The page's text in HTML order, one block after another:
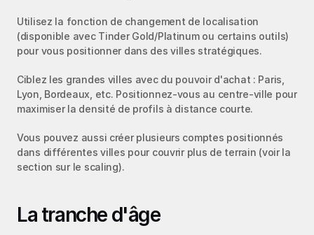
Utilisez la fonction de changement de localisation
(disponible avec Tinder Gold/Platinum ou certains outils)
pour vous positionner dans des villes stratégiques.
Ciblez les grandes villes avec du pouvoir d'achat : Paris,
Lyon, Bordeaux, etc. Positionnez-vous au centre-ville pour
maximiser la densité de profils à distance courte.
Vous pouvez aussi créer plusieurs comptes positionnés
dans différentes villes pour couvrir plus de terrain (voir la
section sur le scaling).
La tranche d'âge